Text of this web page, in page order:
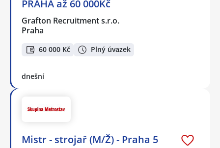
PRAHA až 60 000Kč
Grafton Recruitment s.r.o.
Praha
60 000 Kč Plný úvazek
dnešní
Mistr - strojař (M/Ž) - Praha 5